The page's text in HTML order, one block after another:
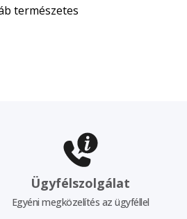
természetes
Ügyfélszolgálat
Egyéni megközelítés az ügyféllel